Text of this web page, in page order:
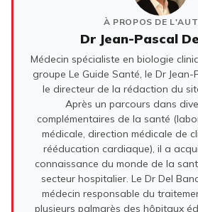
À PROPOS DE
Dr Jean-Pascal
Médecin spécialiste en biologie
groupe Le Guide Santé, le Dr
le directeur de la rédaction du
Après un parcours dans
complémentaires de la santé
médicale, direction médicale de
rééducation cardiaque), il a
connaissance du monde de la
secteur hospitalier. Le Dr Del
médecin responsable du
plusieurs palmarès des hôpitaux